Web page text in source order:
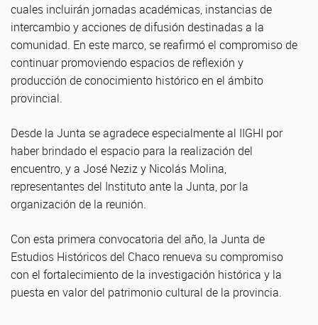
cuales incluirán jornadas académicas, instancias de
intercambio y acciones de difusión destinadas a la
comunidad. En este marco, se reafirmó el compromiso de
continuar promoviendo espacios de reflexión y
producción de conocimiento histórico en el ámbito
provincial.
Desde la Junta se agradece especialmente al IIGHI por
haber brindado el espacio para la realización del
encuentro, y a José Neziz y Nicolás Molina,
representantes del Instituto ante la Junta, por la
organización de la reunión.
Con esta primera convocatoria del año, la Junta de
Estudios Históricos del Chaco renueva su compromiso
con el fortalecimiento de la investigación histórica y la
puesta en valor del patrimonio cultural de la provincia.